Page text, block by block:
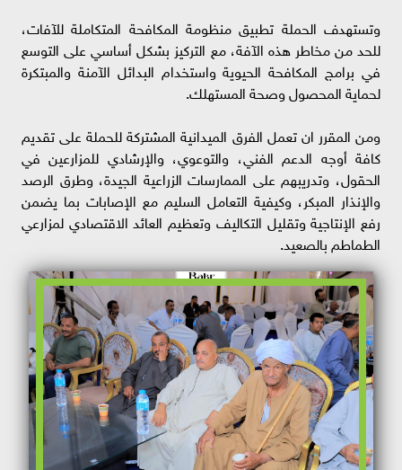
وتستهدف الحملة تطبيق منظومة المكافحة المتكاملة للآفات،
للحد من مخاطر هذه الآفة، مع التركيز بشكل أساسي على التوسع
في برامج المكافحة الحيوية واستخدام البدائل الآمنة والمبتكرة
لحماية المحصول وصحة المستهلك.
ومن المقرر ان تعمل الفرق الميدانية المشتركة للحملة على تقديم
كافة أوجه الدعم الفني، والتوعوي، والإرشادي للمزارعين في
الحقول، وتدريبهم على الممارسات الزراعية الجيدة، وطرق الرصد
والإنذار المبكر، وكيفية التعامل السليم مع الإصابات بما يضمن
رفع الإنتاجية وتقليل التكاليف وتعظيم العائد الاقتصادي لمزارعي
الطماطم بالصعيد.